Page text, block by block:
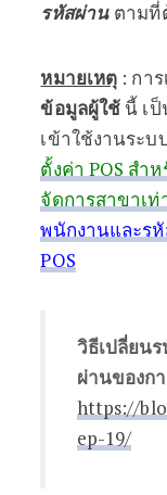
รหัสผ่าน ตามที่
หมายเหตุ : กา
ข้อมูลผู้ใช้ นี้ เ
เข้าใช้งานระ
ตั้งค่า POS สำ
จัดการสาขาเ
พนักงานและร
POS
วิธีเปลี่ยน
ผ่านของก
https://
ep-19/